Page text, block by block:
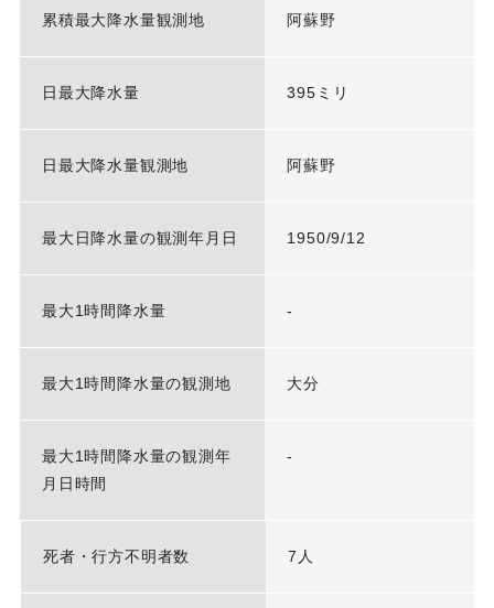
累積最大降水量観測地 阿蘇野
日最大降水量 395ミリ
日最大降水量観測地 阿蘇野
最大日降水量の観測年月日 1950/9/12
最大1時間降水量 -
最大1時間降水量の観測地 大分
最大1時間降水量の観測年
月日時間
-
死者・行方不明者数 7人